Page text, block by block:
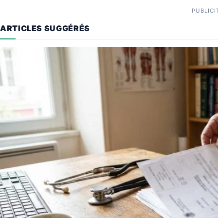
ARTICLES SUGGÉRÉS